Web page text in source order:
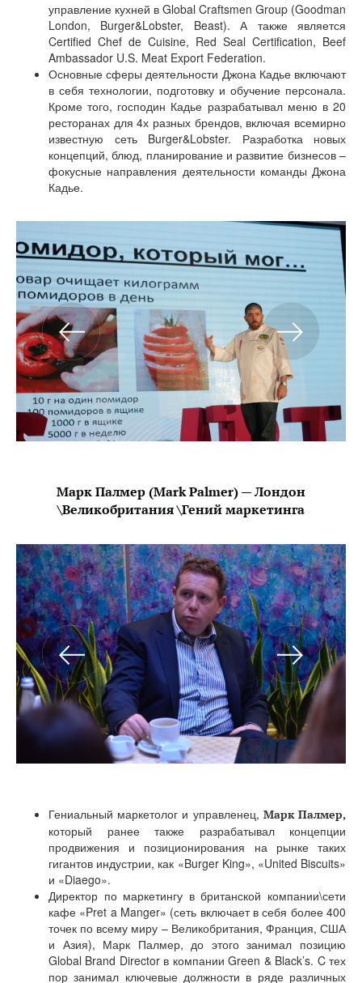
управление кухней в Global Craftsmen Group (Goodman
London, Burger&Lobster, Beast). А также является
Certified Chef de Cuisine, Red Seal Certification, Beef
Ambassador U.S. Meat Export Federation.
Основные сферы деятельности Джона Кадье включают
в себя технологии, подготовку и обучение персонала.
Кроме того, господин Кадье разрабатывал меню в 20
ресторанах для 4х разных брендов, включая всемирно
известную сеть Burger&Lobster. Разработка новых
концепций, блюд, планирование и развитие бизнесов –
фокусные направления деятельности команды Джона
Кадье.
Марк Палмер (Mark Palmer) — Лондон
\Великобритания \Гений маркетинга
Гениальный маркетолог и управленец, Марк Палмер,
который ранее также разрабатывал концепции
продвижения и позиционирования на рынке таких
гигантов индустрии, как «Burger King», «United Biscuits»
и «Diaego».
Директор по маркетингу в британской компании\сети
кафе «Pret a Manger» (сеть включает в себя более 400
точек по всему миру – Великобритания, Франция, США
и Азия), Марк Палмер, до этого занимал позицию
Global Brand Director в компании Green & Black’s. C тех
пор занимал ключевые должности в ряде различных